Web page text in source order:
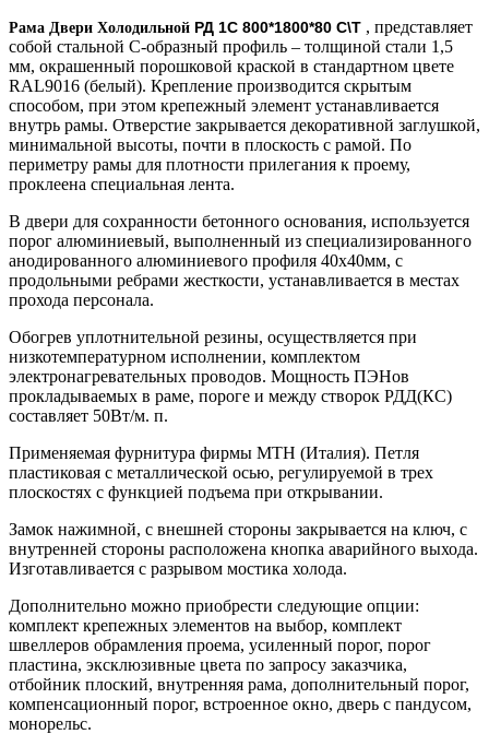
Рама Двери Холодильной РД 1С 800*1800*80 С\Т , представляет
собой стальной С-образный профиль – толщиной стали 1,5
мм, окрашенный порошковой краской в стандартном цвете
RAL9016 (белый). Крепление производится скрытым
способом, при этом крепежный элемент устанавливается
внутрь рамы. Отверстие закрывается декоративной заглушкой,
минимальной высоты, почти в плоскость с рамой. По
периметру рамы для плотности прилегания к проему,
проклеена специальная лента.
В двери для сохранности бетонного основания, используется
порог алюминиевый, выполненный из специализированного
анодированного алюминиевого профиля 40х40мм, с
продольными ребрами жесткости, устанавливается в местах
прохода персонала.
Обогрев уплотнительной резины, осуществляется при
низкотемпературном исполнении, комплектом
электронагревательных проводов. Мощность ПЭНов
прокладываемых в раме, пороге и между створок РДД(КС)
составляет 50Вт/м. п.
Применяемая фурнитура фирмы МТН (Италия). Петля
пластиковая с металлической осью, регулируемой в трех
плоскостях с функцией подъема при открывании.
Замок нажимной, с внешней стороны закрывается на ключ, с
внутренней стороны расположена кнопка аварийного выхода.
Изготавливается с разрывом мостика холода.
Дополнительно можно приобрести следующие опции:
комплект крепежных элементов на выбор, комплект
швеллеров обрамления проема, усиленный порог, порог
пластина, эксклюзивные цвета по запросу заказчика,
отбойник плоский, внутренняя рама, дополнительный порог,
компенсационный порог, встроенное окно, дверь с пандусом,
монорельс.